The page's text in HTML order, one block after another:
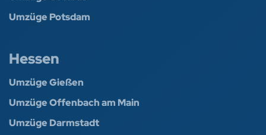
Umzüge Potsdam
Hessen
Umzüge Gießen
Umzüge Offenbach am Main
Umzüge Darmstadt